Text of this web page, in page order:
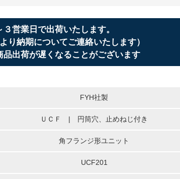
営業日で出荷いたします。
り納期についてご連絡いたします）
出荷が遅くなることがございます
FYH社製
ＵＣＦ | 円筒穴、止めねじ付き
角フランジ形ユニット
UCF201